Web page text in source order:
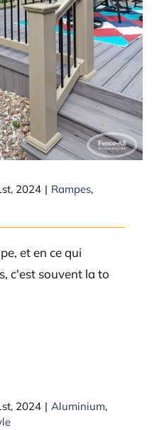
vous à la
terrasse?
2024 | Rampes,
et en ce qui
c'est souvent la to
la fixez-vous à
ma maison?
2024 | Aluminium,